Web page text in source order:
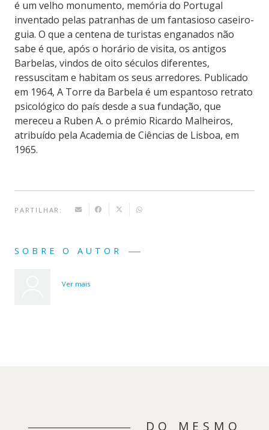
é um velho monumento, memória do Portugal
inventado pelas patranhas de um fantasioso caseiro-
guia. O que a centena de turistas enganados não
sabe é que, após o horário de visita, os antigos
Barbelas, vindos de oito séculos diferentes,
ressuscitam e habitam os seus arredores. Publicado
em 1964, A Torre da Barbela é um espantoso retrato
psicológico do país desde a sua fundação, que
mereceu a Ruben A. o prémio Ricardo Malheiros,
atribuído pela Academia de Ciências de Lisboa, em
1965.
PARTILHAR:
SOBRE O AUTOR
Ver mais
DO MESMO